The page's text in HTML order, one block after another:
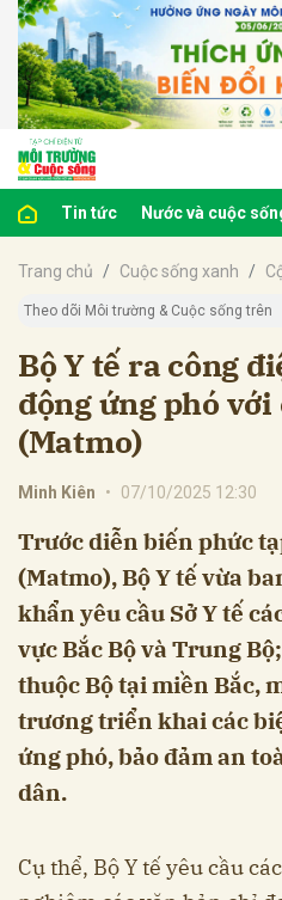
Tin tức Nước và cuộc
Trang chủ Cuộc sống xanh
Theo dõi Môi trường & Cuộc sống trên
Bộ Y tế ra công
động ứng phó với
(Matmo)
Minh Kiên • 07/10/2025 12:30
Trước diễn biến phức
(Matmo), Bộ Y tế vừa
khẩn yêu cầu Sở Y tế
vực Bắc Bộ và Trung
thuộc Bộ tại miền Bắc,
trương triển khai các
ứng phó, bảo đảm an
dân.
Cụ thể, Bộ Y tế yêu cầu
luận